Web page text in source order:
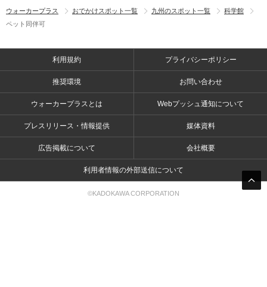
ウォーカープラス おでかけスポット一覧 九州のスポット一覧
科学館
ペット同伴可
利用規約 プライバシーポリシー
推奨環境 お問い合わせ
ウォーカープラスとは Webプッシュ通知について
プレスリリース・情報提供 媒体資料
広告掲載について 会社概要
利用者情報の外部送信について
©KADOKAWA CORPORATION